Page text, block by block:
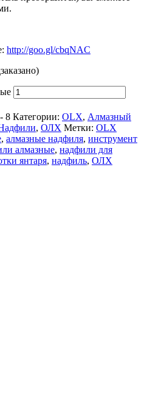
http://goo.gl/cbqNAC
8 Категории: OLX, Алмазный
, ОЛХ Метки: OLX
, алмазные надфиля, инструмент
алмазные, надфили для
янтаря, надфиль, ОЛХ